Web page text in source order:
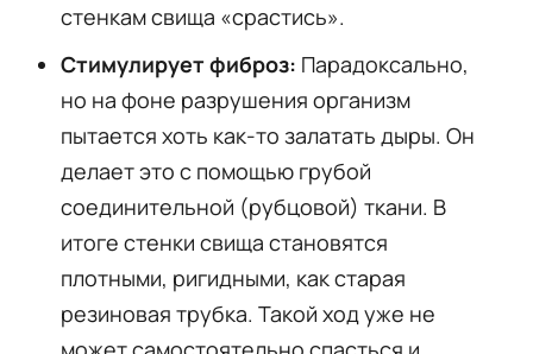
стенкам свища «срастись».
Стимулирует фиброз: Парадоксально,
но на фоне разрушения организм
пытается хоть как-то залатать дыры. Он
делает это с помощью грубой
соединительной (рубцовой) ткани. В
итоге стенки свища становятся
плотными, ригидными, как старая
резиновая трубка. Такой ход уже не